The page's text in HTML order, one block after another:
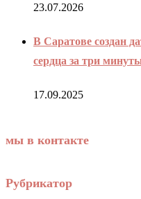
23.07.2026
В Саратове создан
сердца за три
17.09.2025
мы в контакте
Рубрикатор